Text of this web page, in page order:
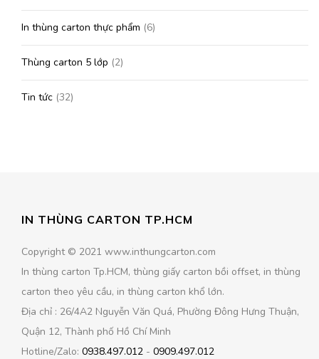
In thùng carton thực phẩm (6)
Thùng carton 5 lớp (2)
Tin tức (32)
IN THÙNG CARTON TP.HCM
Copyright © 2021 www.inthungcarton.com
In thùng carton Tp.HCM, thùng giấy carton bồi offset, in thùng
carton theo yêu cầu, in thùng carton khổ lớn.
Địa chỉ : 26/4A2 Nguyễn Văn Quá, Phường Đông Hưng Thuận,
Quận 12, Thành phố Hồ Chí Minh
Hotline/Zalo: 0938.497.012 - 0909.497.012